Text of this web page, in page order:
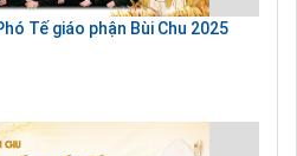
Tế giáo phận Bùi Chu 2025